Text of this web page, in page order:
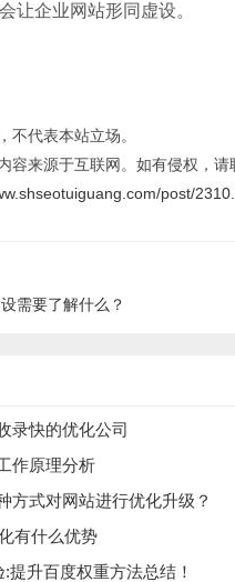
让企业网站形同虚设。
不代表本站立场。
容来源于互联网。如有侵权，请
post/
需要了解什么？
录快的优化公司
作原理分析
方式对网站进行优化升级？
有什么优势
提升百度权重方法总结！